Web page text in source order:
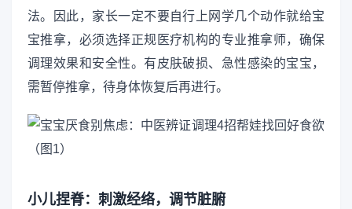
法。因此，家长一定不要自行上网学几个动作就给宝
宝推拿，必须选择正规医疗机构的专业推拿师，确保
调理效果和安全性。有皮肤破损、急性感染的宝宝，
需暂停推拿，待身体恢复后再进行。
小儿捏脊：刺激经络，调节脏腑